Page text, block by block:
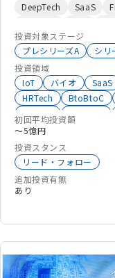
投資 ・多様なネット
・DBJグループとして
DeepTech
SaaS
BtoC
DX
シェア
ClimateTech
投資対象ステージ
プレシリーズA
シリ
投資領域
IoT
バイオ SaaS
HRTech
BtoBtoC
FinTech
エンタメ
BtoC
サイバーセキュリティ
ClimateTech
シェ
インバウンド
初回平均投資額
〜5億円
投資スタンス
リード・フォロー
追加投資有無
あり